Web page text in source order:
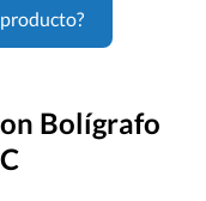
Bolígrafo